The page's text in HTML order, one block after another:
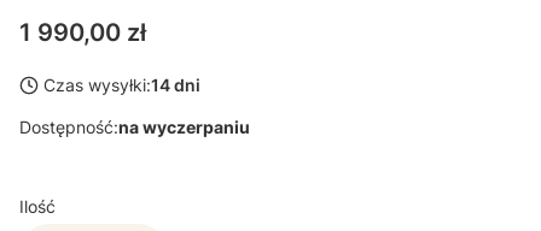
Cena
1 990,00 zł
Czas wysyłki:14 dni
Dostępność:na wyczerpaniu
Ilość